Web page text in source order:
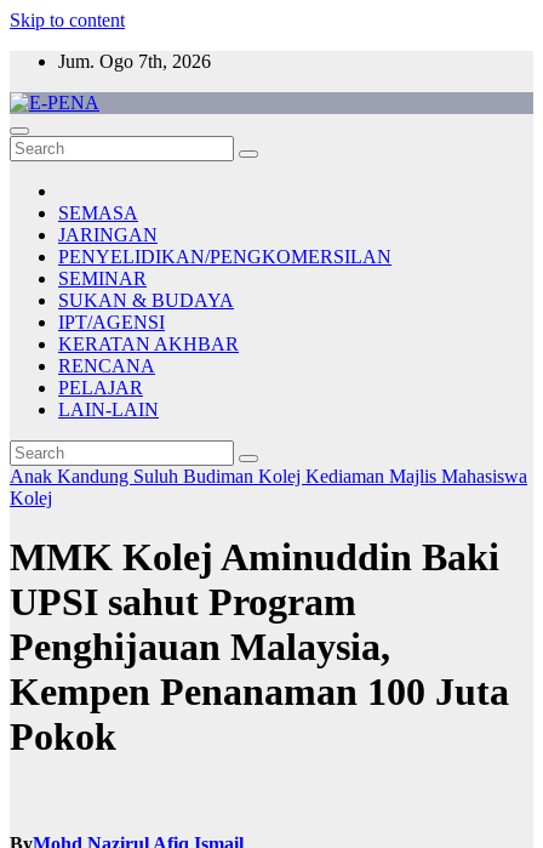
Skip to content
Jum. Ogo 7th, 2026
E-PENA
Berita Digital Terkini
SEMASA
JARINGAN
PENYELIDIKAN/PENGKOMERSILAN
SEMINAR
SUKAN & BUDAYA
IPT/AGENSI
KERATAN AKHBAR
RENCANA
PELAJAR
LAIN-LAIN
Anak Kandung Suluh Budiman Kolej Kediaman Majlis Mahasiswa
Kolej
MMK Kolej Aminuddin Baki
UPSI sahut Program
Penghijauan Malaysia,
Kempen Penanaman 100 Juta
Pokok